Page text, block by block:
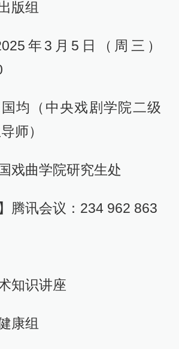
版组
年3月5日（周三）
国均（中央戏剧学院二级
师）
戏曲学院研究生处
腾讯会议：234 962 863
知识讲座
康组